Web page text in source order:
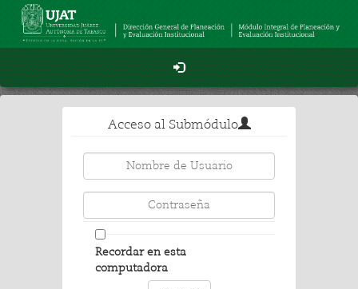
Acceso al Submódulo
Recordar en esta
computadora